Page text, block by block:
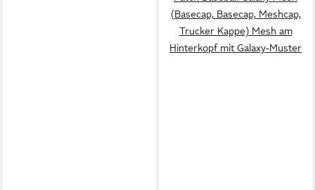
(Basecap, Basecap, Meshcap,
Trucker Kappe) Mesh am
Hinterkopf mit Galaxy-Muster